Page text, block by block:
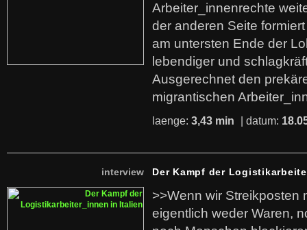
Arbeiter_innenrechte
der anderen Seite
am untersten Ende der
lebendiger und
Ausgerechnet den
migrantischen
laenge: 3,43 min | datum:
interview Der Kampf der
>>Wenn wir Streikposten
eigentlich weder Waren,